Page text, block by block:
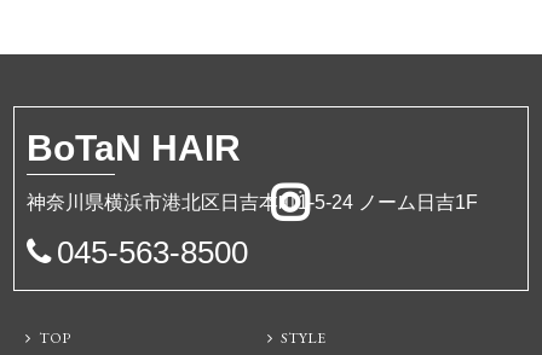
BoTaN HAIR
神奈川県横浜市港北区日吉本町1-5-24 ノーム日吉1F
045-563-8500
TOP STYLE